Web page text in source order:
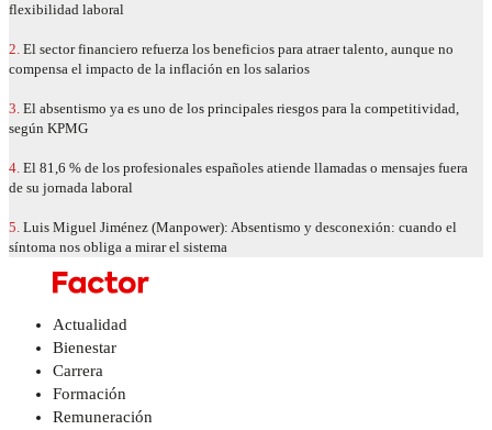
flexibilidad laboral
2. El sector financiero refuerza los beneficios para atraer talento, aunque no
compensa el impacto de la inflación en los salarios
3. El absentismo ya es uno de los principales riesgos para la competitividad,
según KPMG
4. El 81,6 % de los profesionales españoles atiende llamadas o mensajes fuera
de su jornada laboral
5. Luis Miguel Jiménez (Manpower): Absentismo y desconexión: cuando el
síntoma nos obliga a mirar el sistema
Actualidad
Bienestar
Carrera
Formación
Remuneración